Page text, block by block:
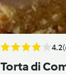
4.2
Torta di